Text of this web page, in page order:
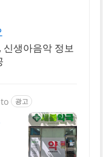
생아음악 정보
광고